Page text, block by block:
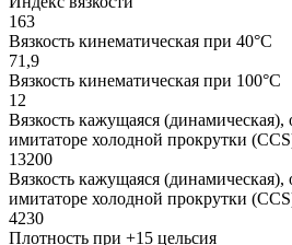
163
Вязкость кинематическая при 40°С
71,9
Вязкость кинематическая при 100°С
12
Вязкость кажущаяся (динамическая),
имитаторе холодной прокрутки
13200
Вязкость кажущаяся (динамическая),
имитаторе холодной прокрутки
4230
Плотность при +15 цельсия